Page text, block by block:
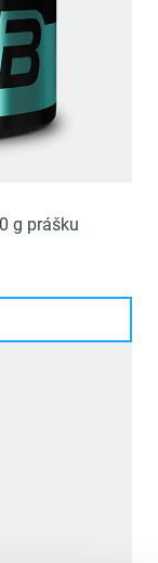
g prášku